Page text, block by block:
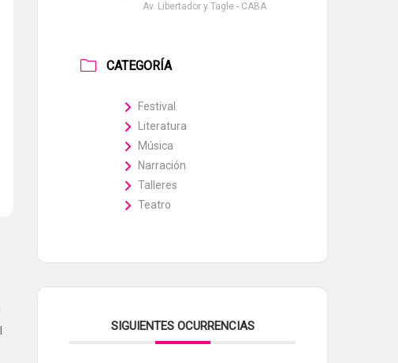
Av. Libertador y Tagle - CABA
CATEGORÍA
Festival
Literatura
Música
Narración
Talleres
Teatro
SIGUIENTES OCURRENCIAS